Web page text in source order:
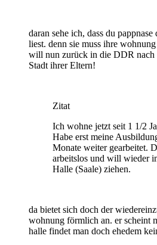
daran sehe ich, dass du
liest. denn sie muss ihre
will nun zurück in die DDR nach
Stadt ihrer Eltern!
Zitat
Ich wohne jetzt seit 1 1/2
Habe erst meine
Monate weiter gearbeitet.
arbeitslos und will wieder
Halle (Saale) ziehen.
da bietet sich doch der
wohnung förmlich an. er scheint
halle findet man doch ehedem